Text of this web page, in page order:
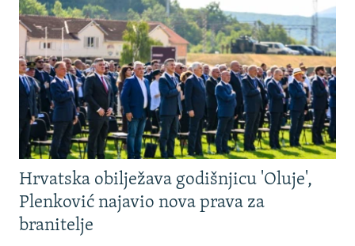
Hrvatska obilježava godišnjicu 'Oluje',
Plenković najavio nova prava za
branitelje